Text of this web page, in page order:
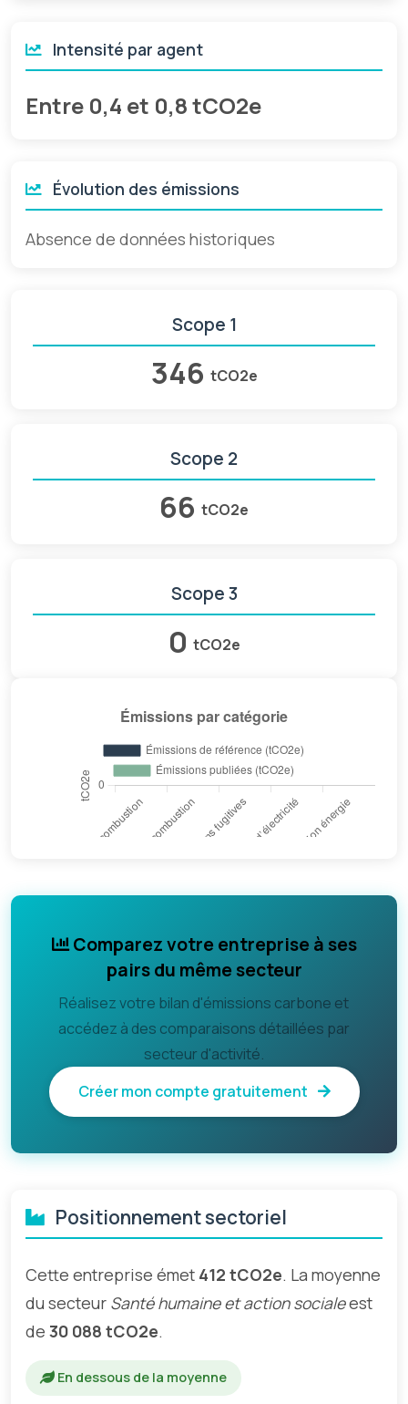
Intensité par agent
Entre 0,4 et 0,8 tCO2e
Évolution des émissions
Absence de données historiques
Scope 1
346 tCO2e
Scope 2
66 tCO2e
Scope 3
0 tCO2e
Comparez votre entreprise à ses
pairs du même secteur
Réalisez votre bilan d'émissions carbone et
accédez à des comparaisons détaillées par
secteur d'activité.
Créer mon compte gratuitement
Positionnement sectoriel
Cette entreprise émet 412 tCO2e. La moyenne
du secteur Santé humaine et action socialeest
de 30 088 tCO2e.
En dessous de la moyenne